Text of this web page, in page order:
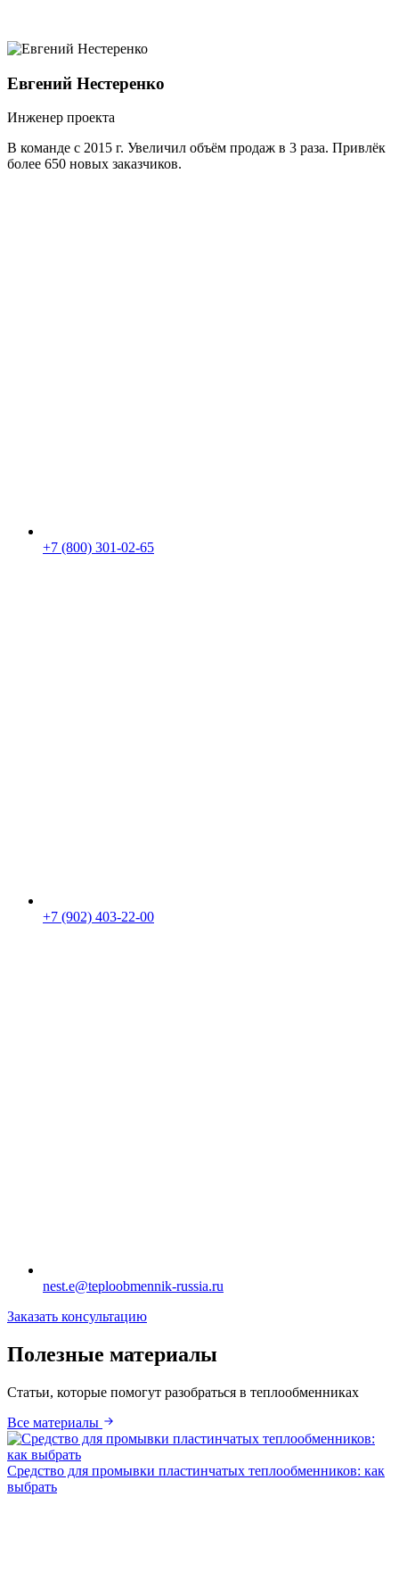
Евгений Нестеренко
Инженер проекта
В команде с 2015 г. Увеличил объём продаж в 3 раза. Привлёк
более 650 новых заказчиков.
+7 (800) 301-02-65
+7 (902) 403-22-00
nest.e@teploobmennik-russia.ru
Заказать консультацию
Полезные материалы
Статьи, которые помогут разобраться в теплообменниках
Все материалы
Средство для промывки пластинчатых теплообменников: как
выбрать